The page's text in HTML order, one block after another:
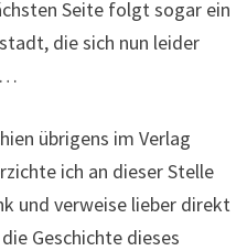
Seite folgt sogar ein
die sich nun leider
übrigens im Verlag
ich an dieser Stelle
und verweise lieber direkt
Geschichte dieses